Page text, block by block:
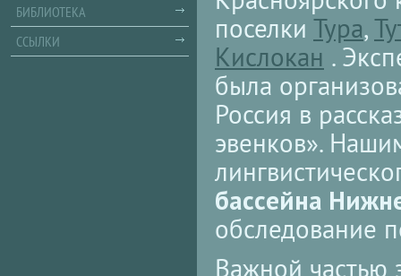
поселки Тура,
Кислокан .
была
Россия в
эвенков».
бассейна
обследование
Важной частью
БИБЛИОТЕКА
ССЫЛКИ